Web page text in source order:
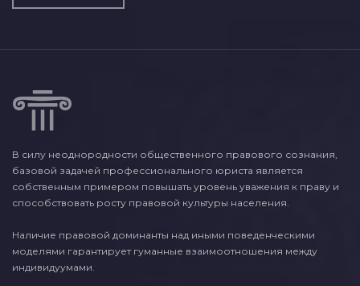
В силу неоднородности общественного правового сознания,
базовой задачей профессионального юриста является
собственным примером повышать уровень уважения к праву и
способствовать росту правовой культуры населения.
Наличие правовой доминанты над иными поведенческими
моделями гарантирует гуманные взаимоотношения между
индивидуумами.